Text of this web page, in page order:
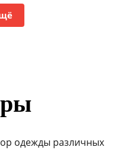
одежды различных